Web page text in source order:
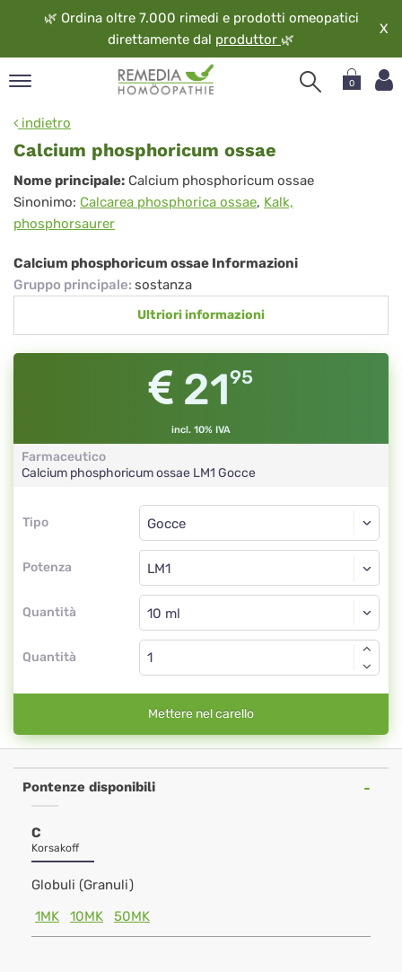
🌿 Ordina oltre 7.000 rimedi e prodotti omeopatici
direttamente dal produttor 🌿
X
0
indietro
Calcium phosphoricum ossae
Calcium
phosphoricum
ossae
Nome principale: Calcium phosphoricum ossae
Sinonimo: Calcarea phosphorica ossae, Kalk,
phosphorsaurer
Calcium phosphoricum ossae Informazioni
Gruppo principale: sostanza
Ultriori informazioni
2195
incl. 10% IVA
Farmaceutico
Calcium phosphoricum ossae LM1 Gocce
Tipo
Tipo
Potenza
Gocce
LM1
Quantità
Gocce
Quantità
Mettere nel carello
Pontenze disponibili
C
Korsakoff
Globuli (Granuli)
1MK
10MK 50MK